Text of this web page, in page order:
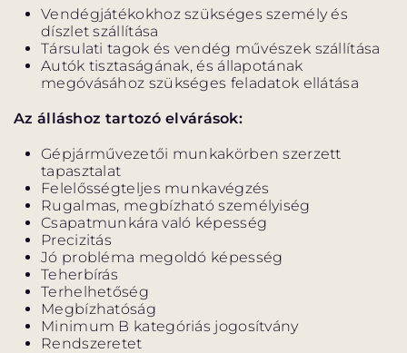
STÁB
SZAKMAI BIZOTTSÁG
ELŐADÁSOK
ELŐADÁSOK LISTÁJA
JEGYVÁSÁRLÁS
Vendégjátékokhoz szükséges személy és
díszlet szállítása
Társulati tagok és vendég művészek szállítása
Autók tisztaságának, és állapotának
megóvásához szükséges feladatok ellátása
Az álláshoz tartozó elvárások:
Gépjárművezetői munkakörben szerzett
tapasztalat
Felelősségteljes munkavégzés
Rugalmas, megbízható személyiség
Csapatmunkára való képesség
Precizitás
Jó probléma megoldó képesség
Teherbírás
Terhelhetőség
Megbízhatóság
Minimum B kategóriás jogosítvány
Rendszeretet